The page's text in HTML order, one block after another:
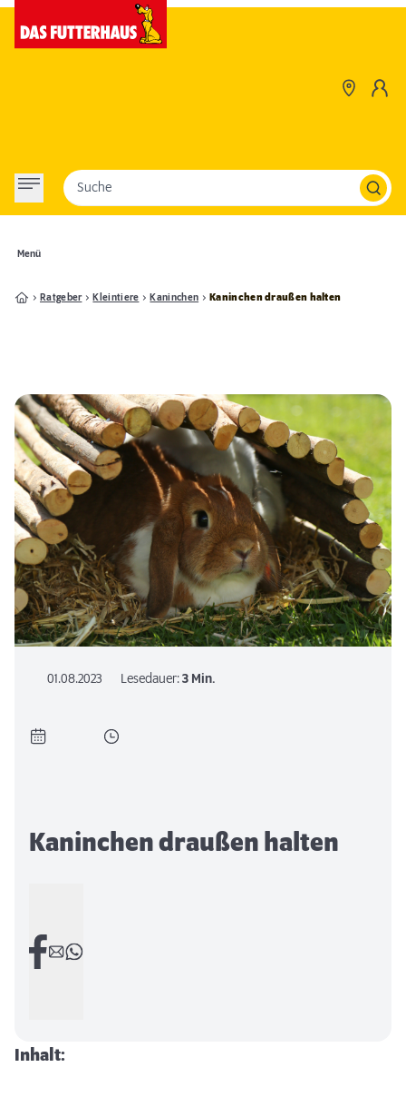
Menü
Suche
Ratgeber Kleintiere Kaninchen Kaninchen draußen halten
01.08.2023 Lesedauer:3 Min.
Kaninchen draußen halten
Inhalt: